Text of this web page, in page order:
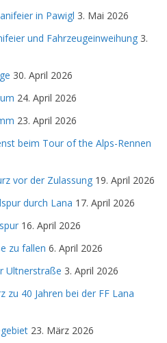
in Pawigl 3. Mai 2026
und Fahrzeugeinweihung 3.
30. April 2026
24. April 2026
23. April 2026
beim Tour of the Alps-Rennen
vor der Zulassung 19. April 2026
durch Lana 17. April 2026
16. April 2026
zu fallen 6. April 2026
Ultnerstraße 3. April 2026
zu 40 Jahren bei der FF Lana
23. März 2026